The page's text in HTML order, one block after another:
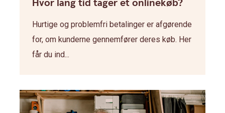
Hvor lang tid tager et onlinekøb?
Hurtige og problemfri betalinger er afgørende
for, om kunderne gennemfører deres køb. Her
får du ind...